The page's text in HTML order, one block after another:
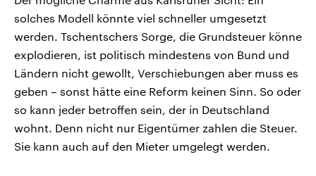
solches Modell könnte viel schneller umgesetzt
werden. Tschentschers Sorge, die Grundsteuer könne
explodieren, ist politisch mindestens von Bund und
Ländern nicht gewollt, Verschiebungen aber muss es
geben – sonst hätte eine Reform keinen Sinn. So oder
so kann jeder betroffen sein, der in Deutschland
wohnt. Denn nicht nur Eigentümer zahlen die Steuer.
Sie kann auch auf den Mieter umgelegt werden.